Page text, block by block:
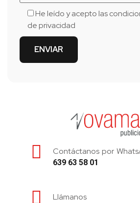
He leído y acepto las
de privacidad
Contáctanos por
639 63 58 01
Llámanos